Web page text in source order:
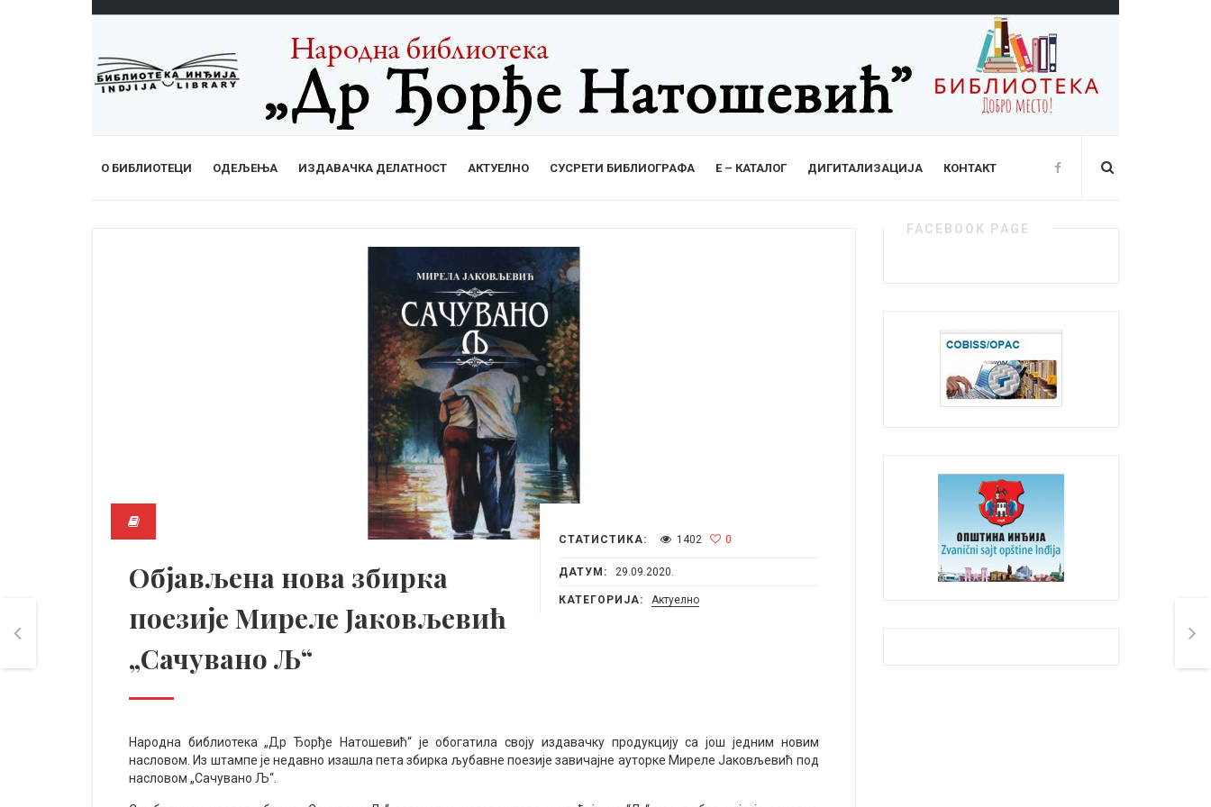
О БИБЛИОТЕЦИ ОДЕЉЕЊА ИЗДАВАЧКА ДЕЛАТНОСТ АКТУЕЛНО СУСРЕТИ БИБЛИОГРАФА Е – КАТАЛОГ ДИГИТАЛИЗАЦИЈА КОНТАКТ
СТАТИСТИКА: 1402 0
ДАТУМ: 29.09.2020.
КАТЕГОРИЈА: Актуелно
Објављена нова збирка
поезије Миреле Јаковљевић
„Сачувано Љ“
Народна библиотека „Др Ђорђе Натошевић“ је обогатила своју издавачку продукцију са још једним новим
насловом. Из штампе је недавно изашла пета збирка љубавне поезије завичајне ауторке Миреле Јаковљевић под
насловом „Сачувано Љ“.
FACEBOOK PAGE